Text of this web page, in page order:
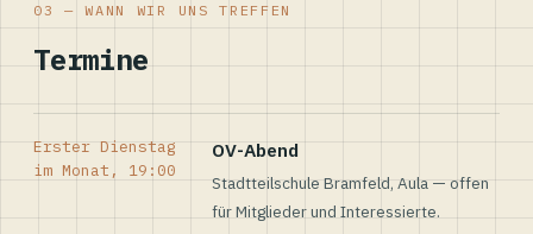
03 — WANN WIR UNS TREFFEN
Termine
Erster Dienstag
im Monat, 19:00
OV-Abend
Stadtteilschule Bramfeld, Aula — offen
für Mitglieder und Interessierte.